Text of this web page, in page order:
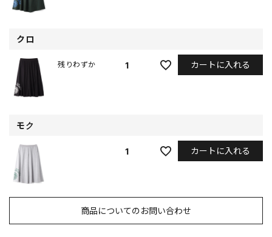
クロ
1
残りわずか カートに入れる
モク
1 カートに入れる
商品についてのお問い合わせ